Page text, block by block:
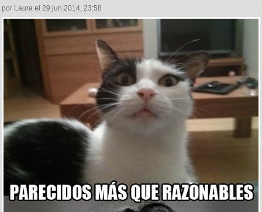
por Laura el 29 jun 2014, 23:58